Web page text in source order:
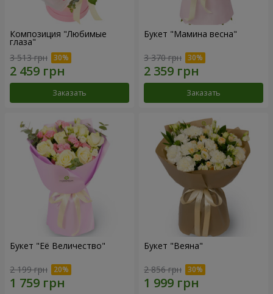
Композиция "Любимые
глаза"
3 513 грн
Заказать
Букет "Мамина весна"
3 370 грн
Заказать
Букет "Её Величество"
2 199 грн
Букет "Веяна"
2 856 грн